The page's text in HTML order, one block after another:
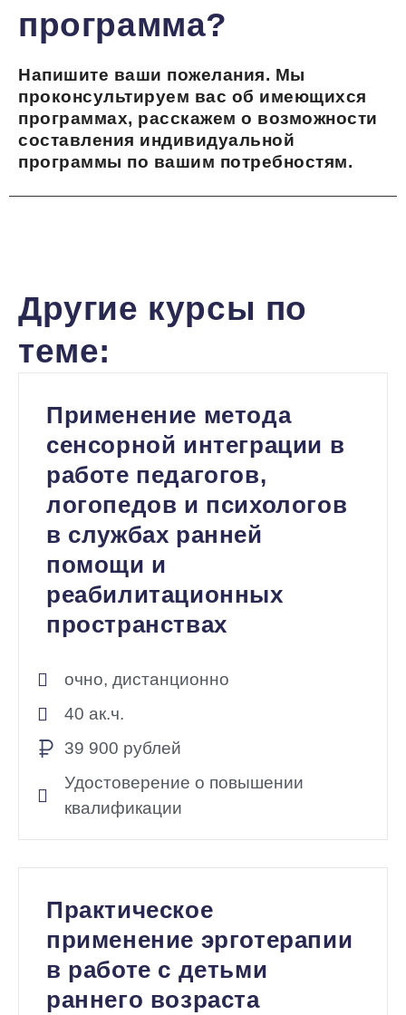
программа?
Напишите ваши пожелания. Мы
проконсультируем вас об имеющихся
программах, расскажем о возможности
составления индивидуальной
программы по вашим потребностям.
Другие курсы по
теме:
Применение метода
сенсорной интеграции в
работе педагогов,
логопедов и психологов
в службах ранней
помощи и
реабилитационных
пространствах
очно, дистанционно
40 ак.ч.
39 900 рублей
Удостоверение о повышении
квалификации
Практическое
применение эрготерапии
в работе с детьми
раннего возраста